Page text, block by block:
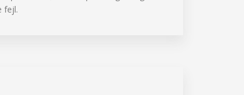
fejl.